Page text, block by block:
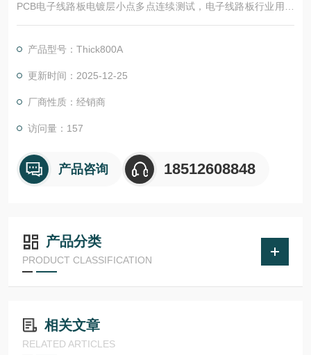
PCB电子线路板电镀层小点多点连续测试，电子线路板行业用户
多和口碑的款设备！
产品型号：Thick800A
更新时间：2025-12-25
厂商性质：经销商
访问量：157
产品咨询 18512608848
产品分类
PRODUCT CLASSIFICATION
相关文章
RELATED ARTICLES